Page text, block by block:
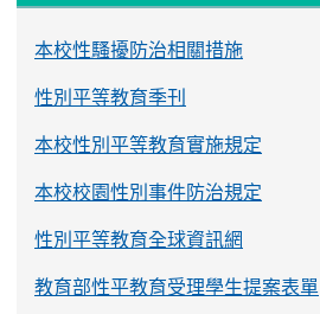
本校性騷擾防治相關措施
性別平等教育季刊
本校性別平等教育實施規定
本校校園性別事件防治規定
性別平等教育全球資訊網
教育部性平教育受理學生提案表單